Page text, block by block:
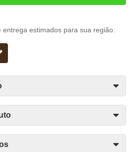
estimados para sua região: